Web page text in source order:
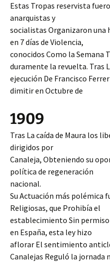
Estas Tropas reservista
anarquistas y
socialistas Organizaron una
en 7 días de Violencia,
conocidos Como la Semana
duramente la revuelta. Tras
ejecución De Francisco
dimitir en Octubre de
1909
Tras La caída de Maura los
dirigidos por
Canaleja, Obteniendo su
política de regeneración
nacional.
Su Actuación más polémica
Religiosas, que Prohibía el
establecimiento Sin permiso
en España, esta ley hizo
aflorar El sentimiento
Canalejas Reguló la